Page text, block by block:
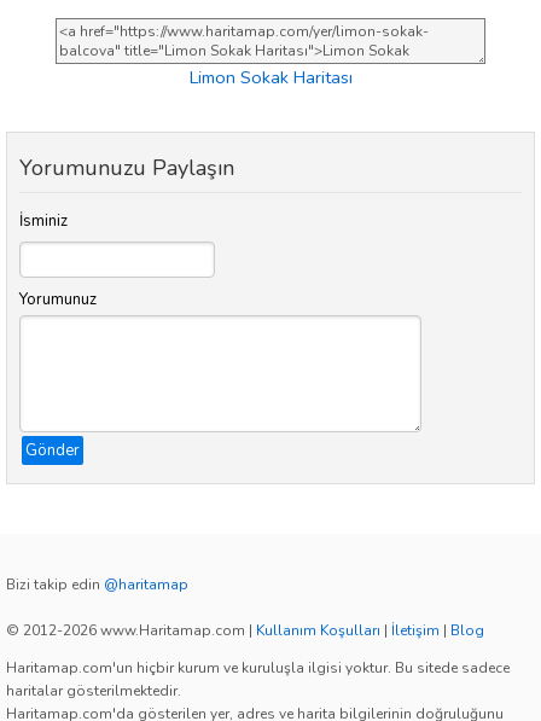
Limon Sokak Haritası
Yorumunuzu Paylaşın
İsminiz
Yorumunuz
Gönder
Bizi takip edin @haritamap
© 2012-2026 www.Haritamap.com | Kullanım Koşulları | İletişim | Blog
Haritamap.com'un hiçbir kurum ve kuruluşla ilgisi yoktur. Bu sitede sadece
haritalar gösterilmektedir.
Haritamap.com'da gösterilen yer, adres ve harita bilgilerinin doğruluğunu